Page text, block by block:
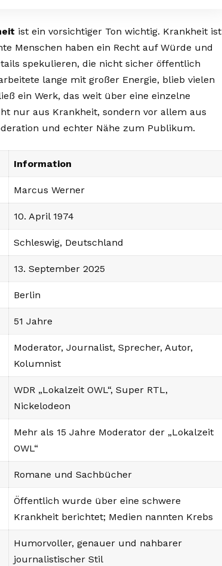
ist ein vorsichtiger Ton wichtig. Krankheit ist
Menschen haben ein Recht auf Würde und
spekulieren, die nicht sicher öffentlich
lange mit großer Energie, blieb vielen
ein Werk, das weit über eine einzelne
nur aus Krankheit, sondern vor allem aus
und echter Nähe zum Publikum.
Information
Marcus Werner
10. April 1974
Schleswig, Deutschland
13. September 2025
Berlin
51 Jahre
Moderator, Journalist, Sprecher, Autor,
Kolumnist
WDR „Lokalzeit OWL“, Super RTL,
Nickelodeon
Mehr als 15 Jahre Moderator der „Lokalzeit
OWL“
Romane und Sachbücher
Öffentlich wurde über eine schwere
Krankheit berichtet; Medien nannten Krebs
Humorvoller, genauer und nahbarer
journalistischer Stil